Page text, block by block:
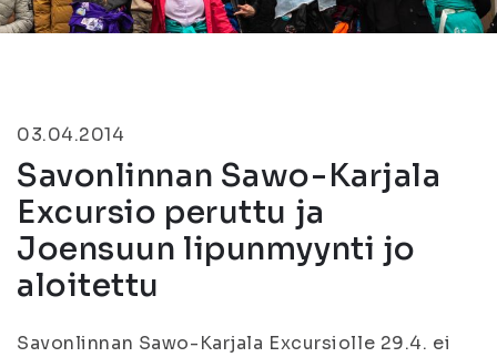
03.04.2014
Savonlinnan Sawo-Karjala
Excursio peruttu ja
Joensuun lipunmyynti jo
aloitettu
Savonlinnan Sawo-Karjala Excursiolle 29.4. ei